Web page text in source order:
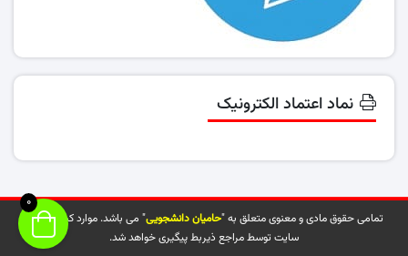
نماد اعتماد الکترونیک
تمامی حقوق مادی و معنوی متعلق به "حامیان دانشجویی" می باشد. موارد کپی شده از
سایت توسط مراجع ذیربط پیگیری خواهد شد.
0